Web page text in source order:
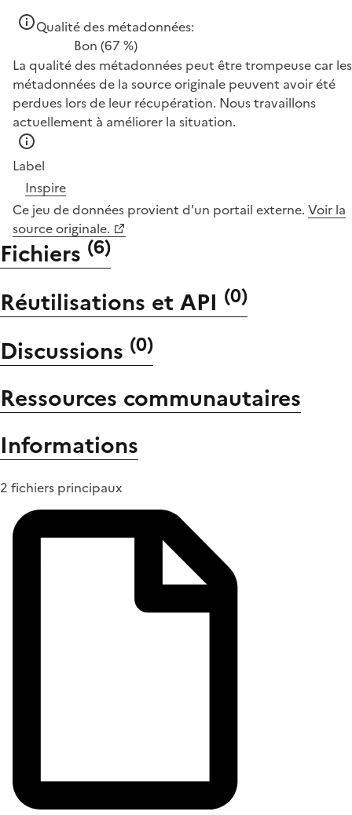
Qualité des métadonnées:
Bon (67 %)
La qualité des métadonnées peut être trompeuse car les
métadonnées de la source originale peuvent avoir été
perdues lors de leur récupération. Nous travaillons
actuellement à améliorer la situation.
Label
Inspire
Ce jeu de données provient d'un portail externe. Voir la
source originale.
Fichiers (6)
Réutilisations et API (0)
Discussions (0)
Ressources communautaires
Informations
2 fichiers principaux